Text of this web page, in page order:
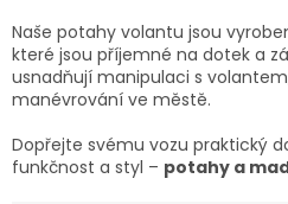
Naše potahy volantu jsou
které jsou příjemné na dotek a
usnadňují manipulaci s
manévrování ve městě.
Dopřejte svému vozu praktický
funkčnost a styl – potahy a